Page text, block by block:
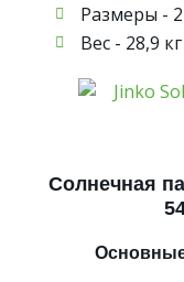
Размеры -
Вес - 28,9 кг
Солнечная